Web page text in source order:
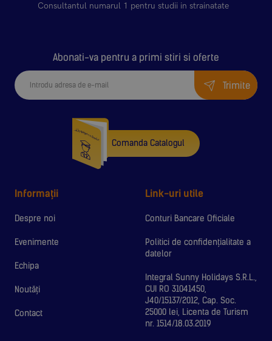
Consultantul numarul 1 pentru studii in strainatate
Informații
Despre noi
Evenimente
Echipa
Noutăți
Contact
Link-uri utile
Conturi Bancare Oficiale
Politici de confidențialitate a
datelor
Integral Sunny Holidays S.R.L.,
CUI RO 31041450,
J40/15137/2012, Cap. Soc.
25000 lei, Licenta de Turism
nr. 1514/18.03.2019
Abonati-va pentru a primi stiri si oferte
Trimite
Comanda Catalogul